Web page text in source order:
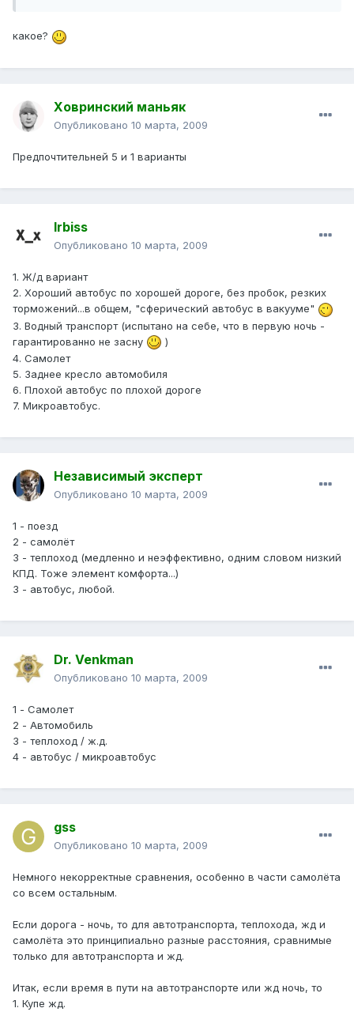
какое?
Ховринский маньяк
Опубликовано 10 марта, 2009
Предпочтительней 5 и 1 варианты
Irbiss
Опубликовано 10 марта, 2009
1. Ж/д вариант
2. Хороший автобус по хорошей дороге, без пробок, резких
торможений...в общем, "сферический автобус в вакууме"
3. Водный транспорт (испытано на себе, что в первую ночь -
гарантированно не засну
)
4. Самолет
5. Заднее кресло автомобиля
6. Плохой автобус по плохой дороге
7. Микроавтобус.
Независимый эксперт
Опубликовано 10 марта, 2009
1 - поезд
2 - самолёт
3 - теплоход (медленно и неэффективно, одним словом низкий
КПД. Тоже элемент комфорта...)
3 - автобус, любой.
Dr. Venkman
Опубликовано 10 марта, 2009
1 - Самолет
2 - Автомобиль
3 - теплоход / ж.д.
4 - автобус / микроавтобус
gss
Опубликовано 10 марта, 2009
Немного некорректные сравнения, особенно в части самолёта
со всем остальным.
Если дорога - ночь, то для автотранспорта, теплохода, жд и
самолёта это принципиально разные расстояния, сравнимые
только для автотранспорта и жд.
Итак, если время в пути на автотранспорте или жд ночь, то
1. Купе жд.